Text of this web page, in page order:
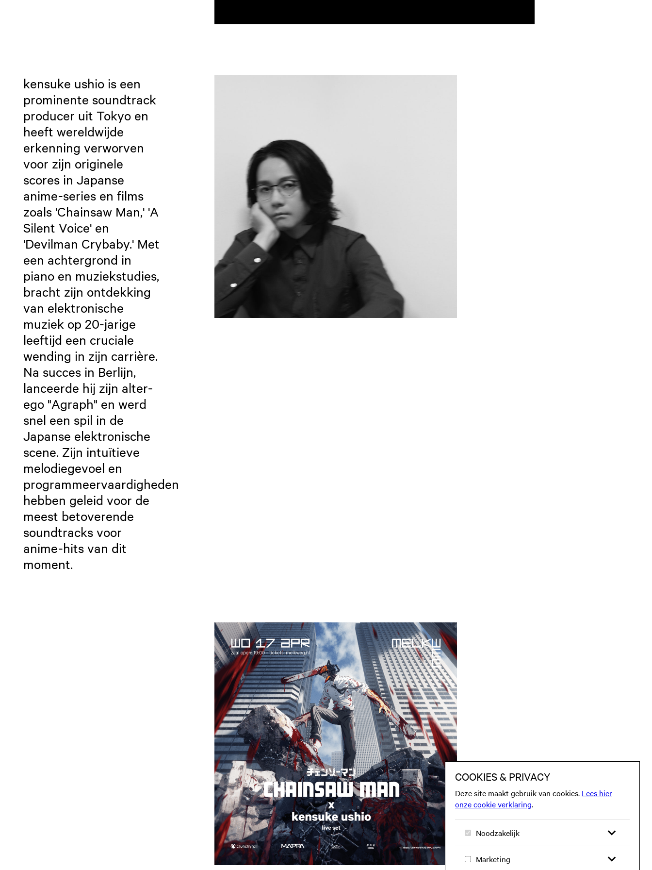
kensuke ushio is een
prominente soundtrack
producer uit Tokyo en
heeft wereldwijde
erkenning verworven
voor zijn originele
scores in Japanse
anime-series en films
zoals 'Chainsaw Man,' 'A
Silent Voice' en
'Devilman Crybaby.' Met
een achtergrond in
piano en muziekstudies,
bracht zijn ontdekking
van elektronische
muziek op 20-jarige
leeftijd een cruciale
wending in zijn carrière.
Na succes in Berlijn,
lanceerde hij zijn alter-
ego "Agraph" en werd
snel een spil in de
Japanse elektronische
scene. Zijn intuïtieve
melodiegevoel en
programmeervaardigheden
hebben geleid voor de
meest betoverende
soundtracks voor
anime-hits van dit
moment.